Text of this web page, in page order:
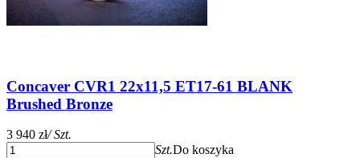
Concaver CVR1 22x11,5 ET17-61 BLANK
Brushed Bronze
3 940 zł/ Szt.
Szt.Do koszyka